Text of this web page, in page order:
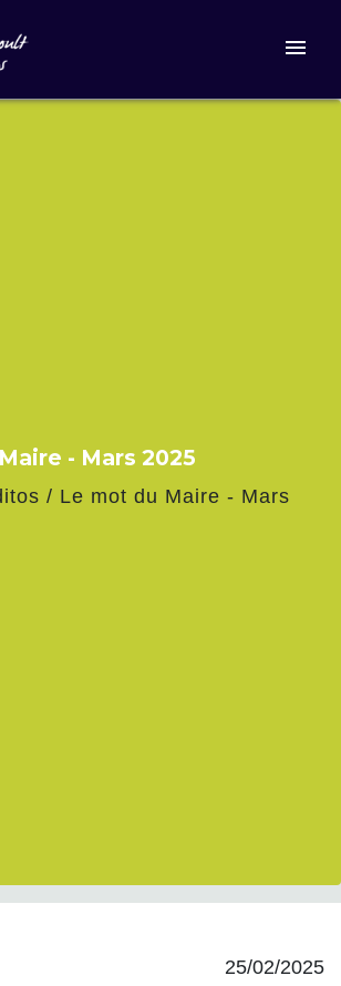
menu
- Mars 2025
/ Le mot du Maire - Mars
25/02/2025